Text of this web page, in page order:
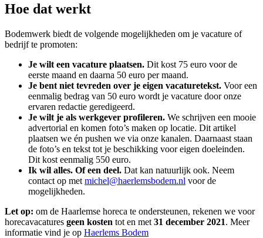
Hoe dat werkt
Bodemwerk biedt de volgende mogelijkheden om je vacature of
bedrijf te promoten:
Je wilt een vacature plaatsen. Dit kost 75 euro voor de
eerste maand en daarna 50 euro per maand.
Je bent niet tevreden over je eigen vacaturetekst. Voor een
eenmalig bedrag van 50 euro wordt je vacature door onze
ervaren redactie geredigeerd.
Je wilt je als werkgever profileren. We schrijven een mooie
advertorial en komen foto’s maken op locatie. Dit artikel
plaatsen we én pushen we via onze kanalen. Daarnaast staan
de foto’s en tekst tot je beschikking voor eigen doeleinden.
Dit kost eenmalig 550 euro.
Ik wil alles. Of een deel. Dat kan natuurlijk ook. Neem
contact op met michel@haerlemsbodem.nl voor de
mogelijkheden.
Let op: om de Haarlemse horeca te ondersteunen, rekenen we voor
horecavacatures geen kosten tot en met 31 december 2021. Meer
informatie vind je op Haerlems Bodem